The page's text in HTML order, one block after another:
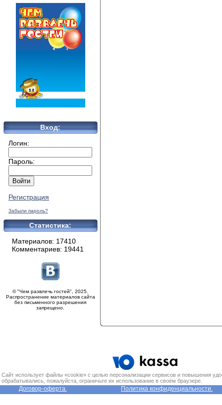
Вход:
Логин:
Пароль:
Регистрация
Забыли пароль?
Статистика:
Материалов: 17410
Комментариев: 19441
© "Чем развлечь гостей", 2025.
Распространение материалов сайта
без письменного разрешения
запрещено.
Сайт использует файлы «cookie» с целью персонализации сервисов и повышения
обрабатывались, пожалуйста, ограничьте их использование в своём браузере.
Договор-оферта. Политика конфиденциальности.